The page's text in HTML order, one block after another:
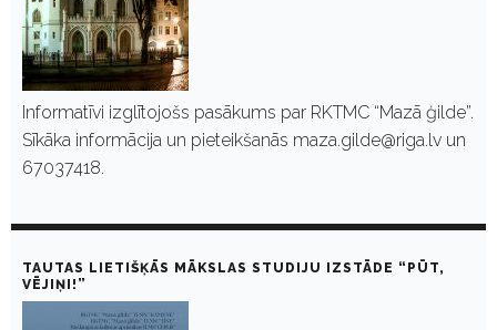
0
Informatīvi izglītojošs pasākums par RKTMC “Mazā ģilde”.
Sīkāka informācija un pieteikšanās maza.gilde@riga.lv un
67037418.
TAUTAS LIETIŠĶĀS MĀKSLAS STUDIJU IZSTĀDE “PŪT,
VĒJIŅI!”